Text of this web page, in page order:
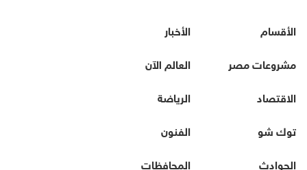
الأقسام
الأخبار
مشروعات مصر
العالم الآن
الاقتصاد
الرياضة
توك شو
الفنون
الحوادث
المحافظات